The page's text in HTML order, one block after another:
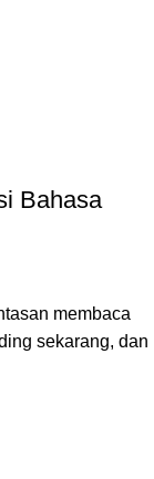
Bahasa
membaca
sekarang, dan